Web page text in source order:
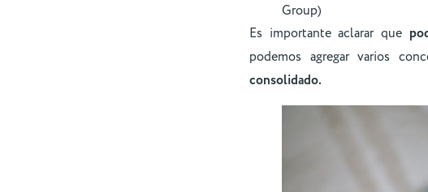
Group)
Es importante aclarar que
podemos agregar varios
consolidado.